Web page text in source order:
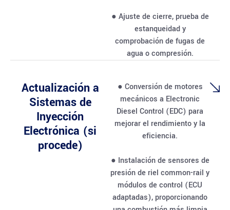
● Ajuste de cierre, prueba de
estanqueidad y
comprobación de fugas de
agua o compresión.
Actualización a
Sistemas de
Inyección
Electrónica (si
procede)
● Conversión de motores
mecánicos a Electronic
Diesel Control (EDC) para
mejorar el rendimiento y la
eficiencia.
● Instalación de sensores de
presión de riel common-rail y
módulos de control (ECU
adaptadas), proporcionando